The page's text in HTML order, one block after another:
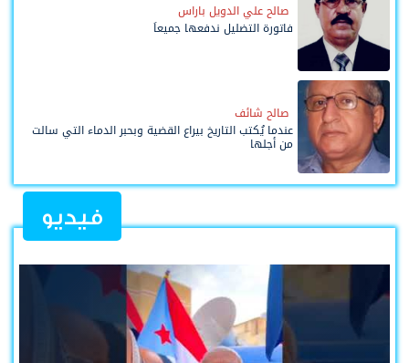
صالح علي الدويل باراس
فاتورة التضليل ندفعها جميعاً
صالح شائف
عندما يُكتب التاريخ بيراع القضية وبحبر الدماء التي سالت
من أجلها
فيديو